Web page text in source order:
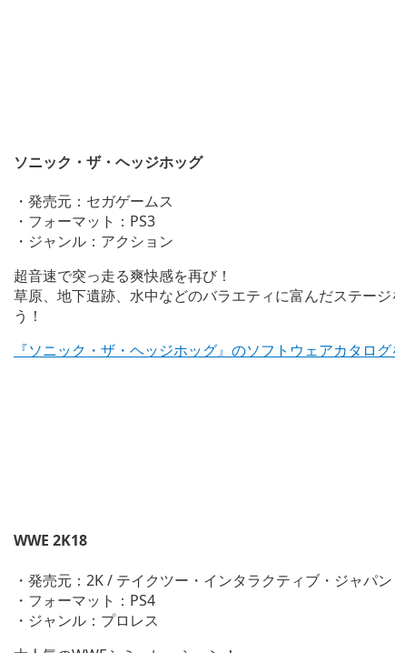
ソニック・ザ・ヘッジホッグ
・発売元：セガゲームス
・フォーマット：PS3
・ジャンル：アクション
超音速で突っ走る爽快感を再び！
草原、地下遺跡、水中などのバラエティに富んだステー
う！
『ソニック・ザ・ヘッジホッグ』のソフトウェアカタログ
WWE 2K18
・発売元：2K / テイクツー・インタラクティブ・ジャパン
・フォーマット：PS4
・ジャンル：プロレス